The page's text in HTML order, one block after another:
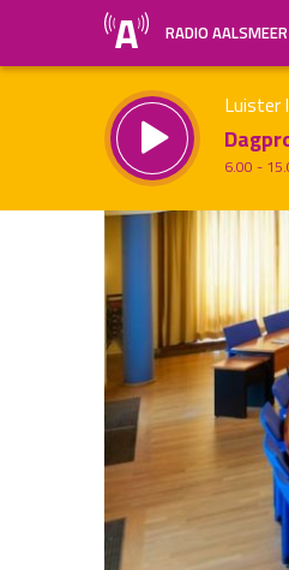
RADIO AALSMEER
Luister
6.00 -
Inklappen